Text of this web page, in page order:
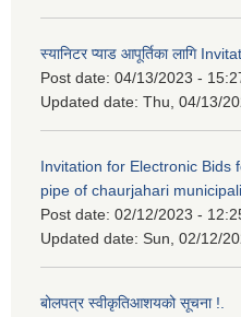
स्यानिटर प्याड आपूर्तिका लागि
Post date: 04/13/2023 -
Updated date: Thu, 04/13/
Invitation for Electronic Bids
pipe of chaurjahari
Post date: 02/12/2023 -
Updated date: Sun, 02/12/
बोलपत्र स्वीकृतिआशयको सूचना !.